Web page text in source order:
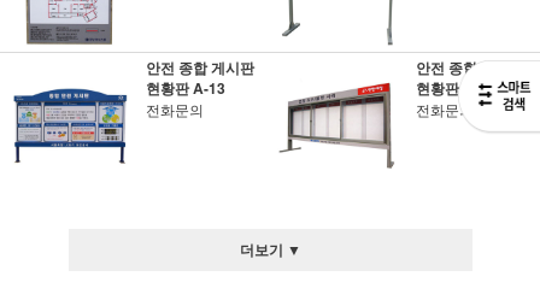
안전 종합 게시판
현황판 A-13
전화문의
안전 종합 게시판
현황판 A-07
전화문의
더보기 ▼